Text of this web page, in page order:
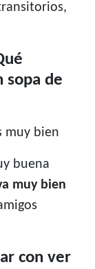
sopa de
muy bien
buena
muy bien
con ver